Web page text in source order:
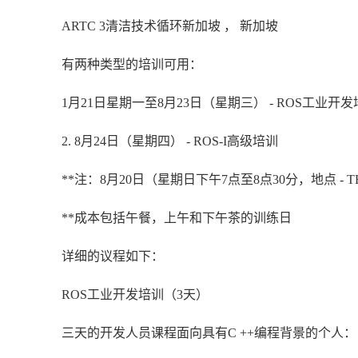
ARTC 3清洁技术循环新加坡 ， 新加坡
有两种类型的培训可用：
1月21日星期一至8月23日（星期三） - ROS工业开发
2. 8月24日（星期四） - ROS-I高级培训
**注：8月20日（星期日下午7点至8点30分，地点 -
**成本包括午餐，上午和下午茶的训练日
详细的议程如下：
ROS工业开发培训（3天）
三天的开发人员课程面向具有C ++编程背景的个人：